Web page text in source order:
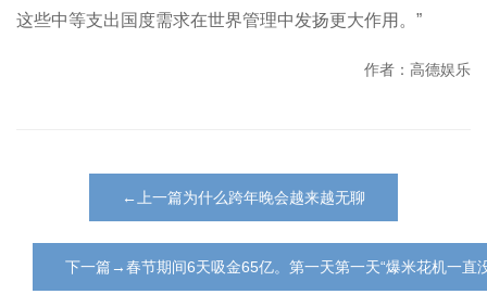
这些中等支出国度需求在世界管理中发扬更大作用。”
作者：高德娱乐
←上一篇为什么跨年晚会越来越无聊
下一篇→春节期间6天吸金65亿。第一天第一天“爆米花机一直